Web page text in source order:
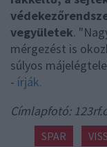
vegyületek.
mérgezést is
súlyos
- írják.
Címlapfotó:
SPAR